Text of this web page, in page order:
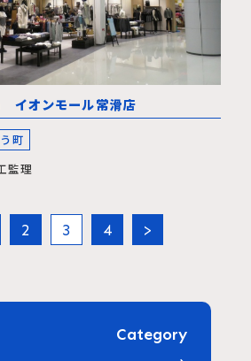
Category
オンモール常滑店
町
監理
2 3 4 >